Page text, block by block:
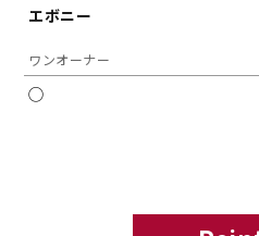
エボニー
ワンオーナー
◯